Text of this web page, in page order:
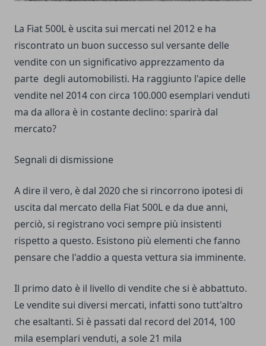
La Fiat 500L è uscita sui mercati nel 2012 e ha
riscontrato un buon successo sul versante delle
vendite con un significativo apprezzamento da
parte degli automobilisti. Ha raggiunto l'apice delle
vendite nel 2014 con circa 100.000 esemplari venduti
ma da allora è in costante declino: sparirà dal
mercato?
Segnali di dismissione
A dire il vero, è dal 2020 che si rincorrono ipotesi di
uscita dal mercato della Fiat 500L e da due anni,
perciò, si registrano voci sempre più insistenti
rispetto a questo. Esistono più elementi che fanno
pensare che l'addio a questa vettura sia imminente.
Il primo dato è il livello di vendite che si è abbattuto.
Le vendite sui diversi mercati, infatti sono tutt'altro
che esaltanti. Si è passati dal record del 2014, 100
mila esemplari venduti, a sole 21 mila